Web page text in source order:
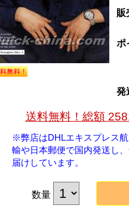
販
ポ
発
送料無料！総額
※弊店はDHLエキスプレス
輸や日本郵便で国内発送し
届けしています。
数量